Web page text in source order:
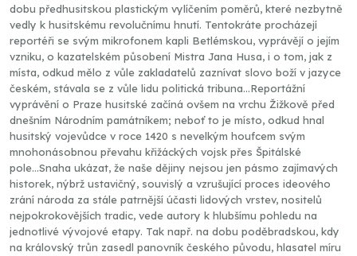
dobu předhusitskou plastickým vylíčením poměrů, které nezbytně
vedly k husitskému revolučnímu hnutí. Tentokráte procházejí
reportéři se svým mikrofonem kapli Betlémskou, vyprávějí o jejím
vzniku, o kazatelském působení Mistra Jana Husa, i o tom, jak z
místa, odkud mělo z vůle zakladatelů zaznívat slovo boží v jazyce
českém, stávala se z vůle lidu politická tribuna...Reportážní
vyprávění o Praze husitské začíná ovšem na vrchu Žižkově před
dnešním Národním památníkem; neboť to je místo, odkud hnal
husitský vojevůdce v roce 1420 s nevelkým houfcem svým
mnohonásobnou převahu křižáckých vojsk přes Špitálské
pole...Snaha ukázat, že naše dějiny nejsou jen pásmo zajímavých
historek, nýbrž ustavičný, souvislý a vzrušující proces ideového
zrání národa za stále patrnější účasti lidových vrstev, nositelů
nejpokrokovějších tradic, vede autory k hlubšímu pohledu na
jednotlivé vývojové etapy. Tak např. na dobu poděbradskou, kdy
na královský trůn zasedl panovník českého původu, hlasatel míru